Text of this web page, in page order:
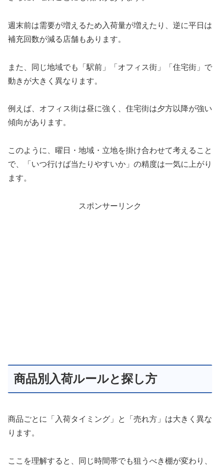
週末前は需要が増えるため入荷量が増えたり、逆に平日は
補充回数が減る店舗もあります。
また、同じ地域でも「駅前」「オフィス街」「住宅街」で
動きが大きく異なります。
例えば、オフィス街は昼に強く、住宅街は夕方以降が強い
傾向があります。
このように、曜日・地域・立地を掛け合わせて考えること
で、「いつ行けば当たりやすいか」の精度は一気に上がり
ます。
スポンサーリンク
商品別入荷ルールと探し方
商品ごとに「入荷タイミング」と「売れ方」は大きく異な
ります。
ここを理解すると、同じ時間帯でも狙うべき棚が変わり、